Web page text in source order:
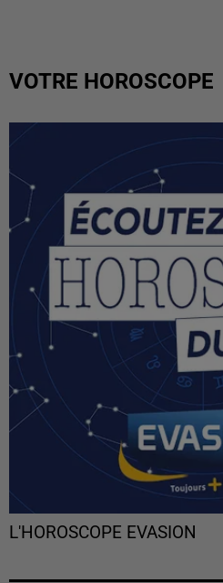
VOTRE HOROSCOPE
L'HOROSCOPE EVASION